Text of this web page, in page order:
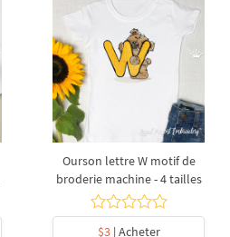
Ourson lettre W motif de
broderie machine - 4 tailles
$3| Acheter